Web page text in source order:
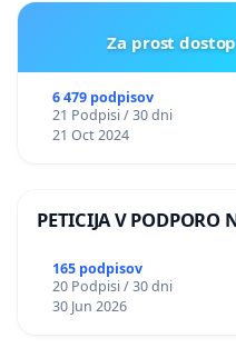
Za prost
6 479 podpisov
21 Podpisi / 30 dni
21 Oct 2024
PETICIJA V
165 podpisov
20 Podpisi / 30 dni
30 Jun 2026